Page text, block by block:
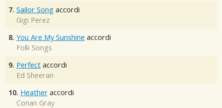
7. Sailor Song accordi
Gigi Perez
8. You Are My Sunshine accordi
Folk Songs
9. Perfect accordi
Ed Sheeran
10. Heather accordi
Conan Gray